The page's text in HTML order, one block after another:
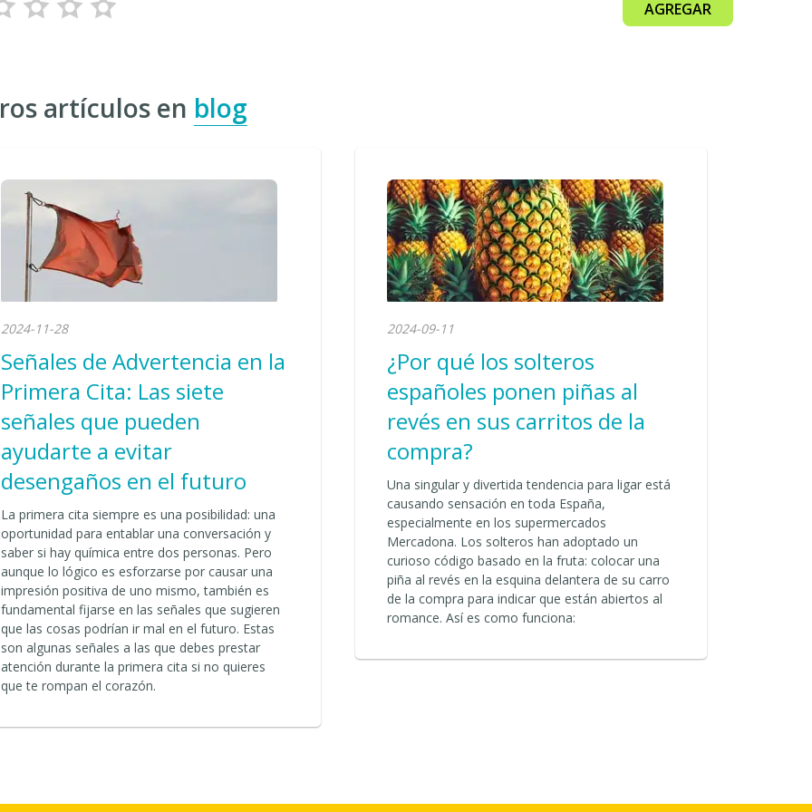
AGREGAR
artículos en blog
2024-11-28
Señales de Advertencia en la
Primera Cita: Las siete
señales que pueden
ayudarte a evitar
desengaños en el futuro
La primera cita siempre es una posibilidad: una
oportunidad para entablar una conversación y
saber si hay química entre dos personas. Pero
aunque lo lógico es esforzarse por causar una
impresión positiva de uno mismo, también es
fundamental fijarse en las señales que sugieren
que las cosas podrían ir mal en el futuro. Estas
son algunas señales a las que debes prestar
atención durante la primera cita si no quieres
que te rompan el corazón.
2024-09-11
¿Por qué los solteros
españoles ponen piñas al
revés en sus carritos de la
compra?
Una singular y divertida tendencia para ligar está
causando sensación en toda España,
especialmente en los supermercados
Mercadona. Los solteros han adoptado un
curioso código basado en la fruta: colocar una
piña al revés en la esquina delantera de su carro
de la compra para indicar que están abiertos al
romance. Así es como funciona: